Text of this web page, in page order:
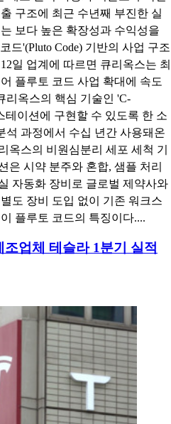
구조에 최근 수년째 부진한 실
보다 높은 확장성과 수익성을
드'(Pluto Code) 기반의 사업 구조
일 업계에 따르면 큐리옥스는 최
플루토 코드 사업 확대에 속도
리옥스의 핵심 기술인 'C-
테이션에 구현할 수 있도록 한 소
석 과정에서 수십 년간 사용돼온
옥스의 비원심분리 세포 세척 기
은 시약 분주와 혼합, 샘플 처리
자동화 장비로 글로벌 제약사와
도 장비 도입 없이 기존 워크스
플루토 코드의 특징이다....
업체 테슬라 1분기 실적